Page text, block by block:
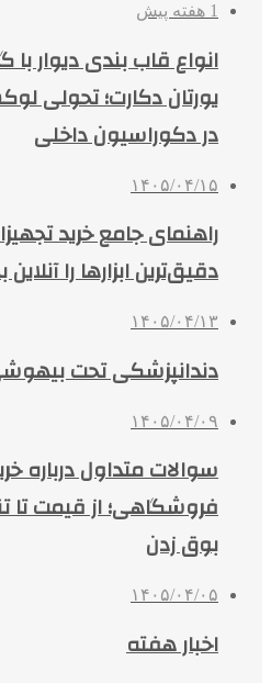
1 هفته پیش
انواع قاب بندی دیوار
یورتان دکارت؛ تحولی
در دکوراسیون داخلی
۱۴۰۵/۰۴/۱۵
راهنمای جامع خرید
دقیق‌ترین ابزارها را آنلاین
۱۴۰۵/۰۴/۱۳
دندانپزشکی تحت
۱۴۰۵/۰۴/۰۹
سوالات متداول درباره
فروشگاهی؛ از قیمت
بوق زدن
۱۴۰۵/۰۴/۰۵
اخبار هفته